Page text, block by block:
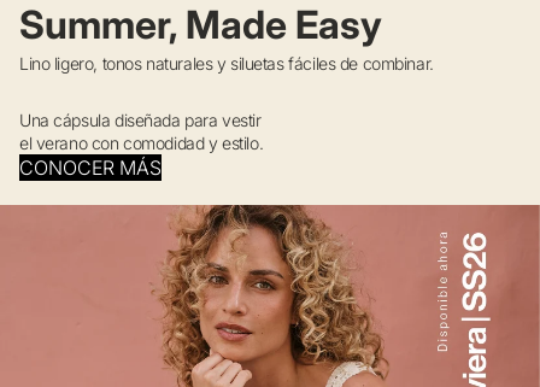
Summer, Made Easy
Lino ligero, tonos naturales y siluetas fáciles de combinar.
Una cápsula diseñada para vestir
el verano con comodidad y estilo.
CONOCER MÁS